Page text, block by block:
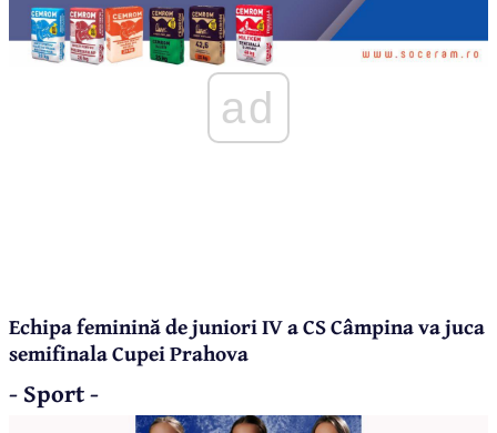
ad
Echipa feminină de juniori IV a CS Câmpina va juca
semifinala Cupei Prahova
- Sport -